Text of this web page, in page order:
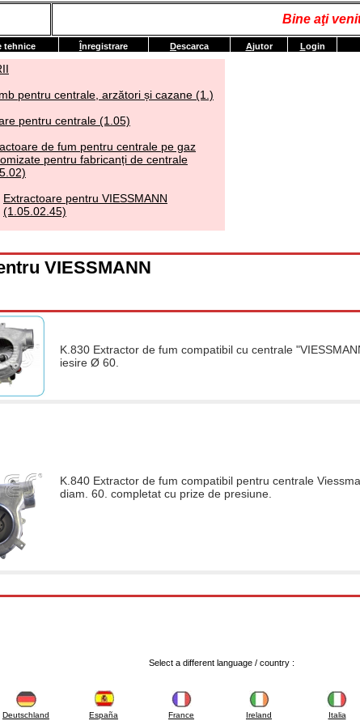
Bine aţi
pentru centrale, arzători și cazane (1.)
pentru centrale (1.05)
de fum pentru centrale pe gaz
pentru fabricanți de centrale
Extractoare pentru VIESSMANN
(1.05.02.45)
VIESSMANN
K.830 Extractor de fum compatibil cu centrale
iesire Ø 60.
K.840 Extractor de fum compatibil pentru centrale
diam. 60. completat cu prize de presiune.
Select a different language / country :
Deutschland España France Ireland Italia
tehnice Înregistrare Descarca Ajutor Login